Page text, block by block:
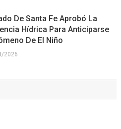
De Santa Fe Aprobó La
Hídrica Para Anticiparse
De El Niño
2026